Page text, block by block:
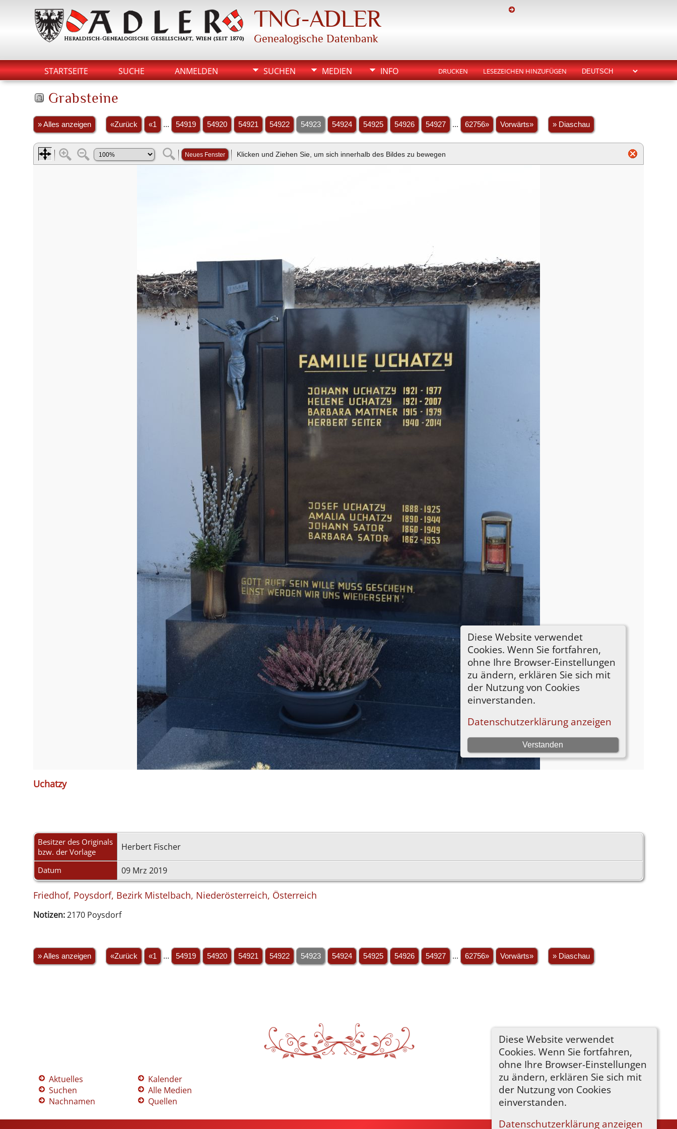
TNG-ADLER
Genealogische Datenbank
STARTSEITE SUCHE ANMELDEN SUCHEN MEDIEN INFO DRUCKEN LESEZEICHEN HINZUFÜGEN
Diese Website verwendet
Cookies. Wenn Sie fortfahren,
ohne Ihre Browser-Einstellungen
zu ändern, erklären Sie sich mit
der Nutzung von Cookies
einverstanden.
Datenschutzerklärung anzeigen
Grabsteine
» Alles anzeigen «Zurück «1 ... 54919 54920 54921 54922 54923 54924 54925 54926 54927 ... 62756» Vorwärts» » Diaschau
Uchatzy
Besitzer des Originals
bzw. der Vorlage
Herbert Fischer
Datum 09 Mrz 2019
Friedhof, Poysdorf, Bezirk Mistelbach, Niederösterreich, Österreich
Notizen:2170 Poysdorf
» Alles anzeigen «Zurück «1 ... 54919 54920 54921 54922 54923 54924 54925 54926 54927 ... 62756» Vorwärts» » Diaschau
Aktuelles
Suchen
Nachnamen
Kalender
Alle Medien
Quellen